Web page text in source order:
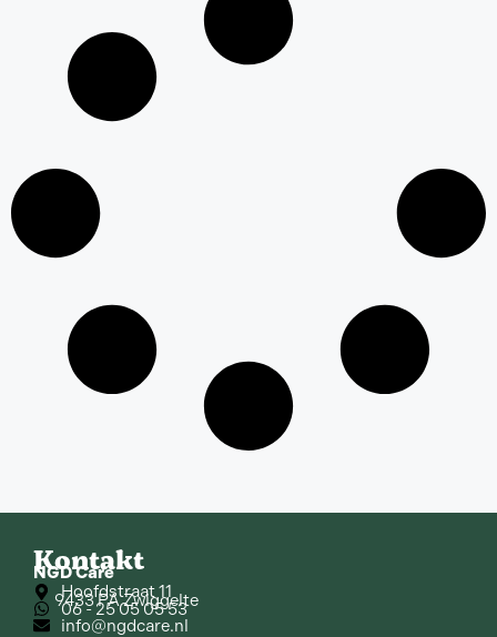
Kontakt
NGD Care
Hoofdstraat 11
9433 PA Zwiggelte
06 - 25 05 05 53
info@ngdcare.nl